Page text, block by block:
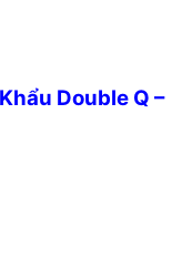
Double Q –